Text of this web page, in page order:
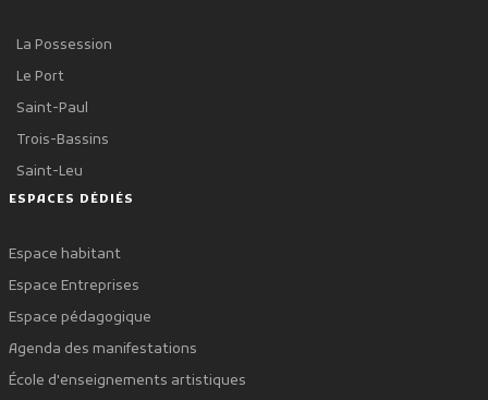
La Possession
Le Port
Saint-Paul
Trois-Bassins
Saint-Leu
ESPACES DÉDIÉS
Espace habitant
Espace Entreprises
Espace pédagogique
Agenda des manifestations
École d'enseignements artistiques